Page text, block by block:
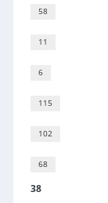
58
11
6
115
102
68
38